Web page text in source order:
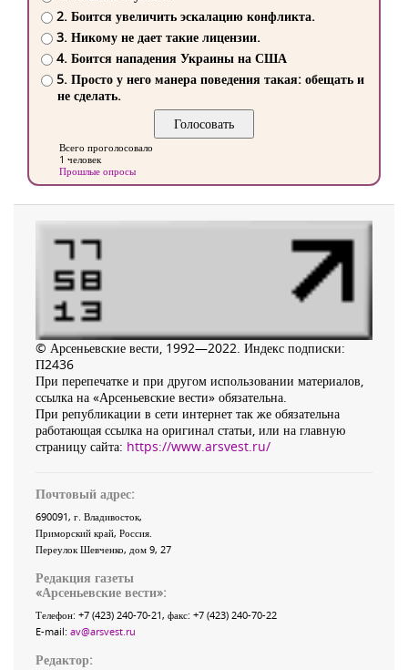
2. Боится увеличить эскалацию конфликта.
3. Никому не дает такие лицензии.
4. Боится нападения Украины на США
5. Просто у него манера поведения такая: обещать и
не сделать.
Всего проголосовало
1 человек
Прошлые опросы
© Арсеньевские вести, 1992—2022. Индекс подписки:
П2436
При перепечатке и при другом использовании материалов,
ссылка на «Арсеньевские вести» обязательна.
При републикации в сети интернет так же обязательна
работающая ссылка на оригинал статьи, или на главную
страницу сайта: https://www.arsvest.ru/
Почтовый адрес:
690091, г. Владивосток,
Приморский край, Россия
Переулок Шевченко, дом 9, 27
Редакция газеты
«Арсеньевские вести»:
Телефон: +7 (423) 240-70-21, факс: +7 (423) 240-70-22
E-mail: av@arsvest.ru
Редактор: